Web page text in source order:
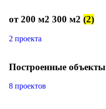
от 200 м2 300 м2 (2)
2 проекта
Построенные объекты
8 проектов